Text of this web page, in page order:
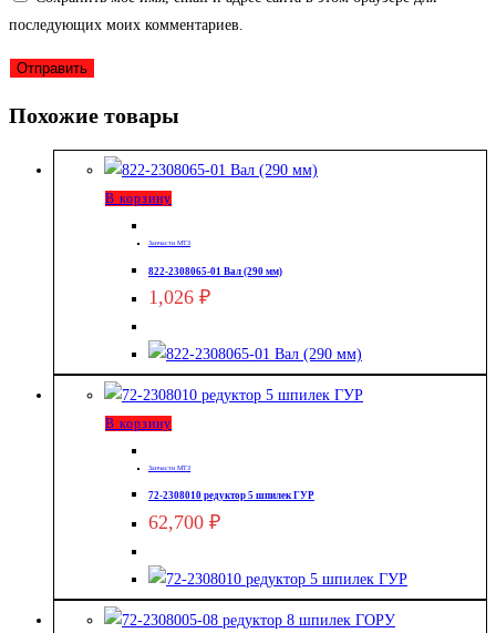
последующих моих комментариев.
Похожие товары
В корзину
Запчасти МТЗ
822-2308065-01 Вал (290 мм)
1,026 ₽
В корзину
Запчасти МТЗ
72-2308010 редуктор 5 шпилек ГУР
62,700 ₽